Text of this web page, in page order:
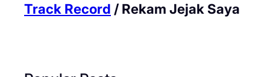
Track Record / Rekam Jejak Saya